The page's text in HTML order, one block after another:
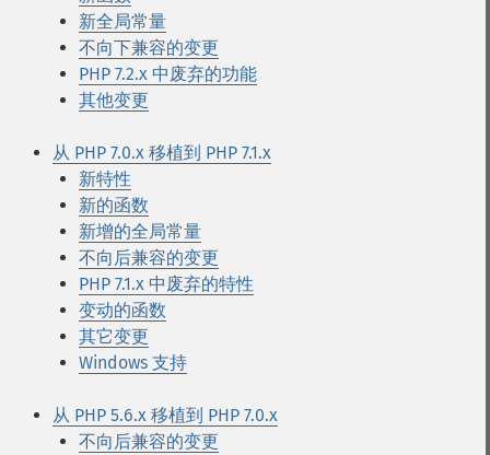
新全局常量
不向下兼容的变更
PHP 7.2.x 中废弃的功能
其他变更
从 PHP 7.0.x 移植到 PHP 7.1.x
新特性
新的函数
新增的全局常量
不向后兼容的变更
PHP 7.1.x 中废弃的特性
变动的函数
其它变更
Windows 支持
从 PHP 5.6.x 移植到 PHP 7.0.x
不向后兼容的变更